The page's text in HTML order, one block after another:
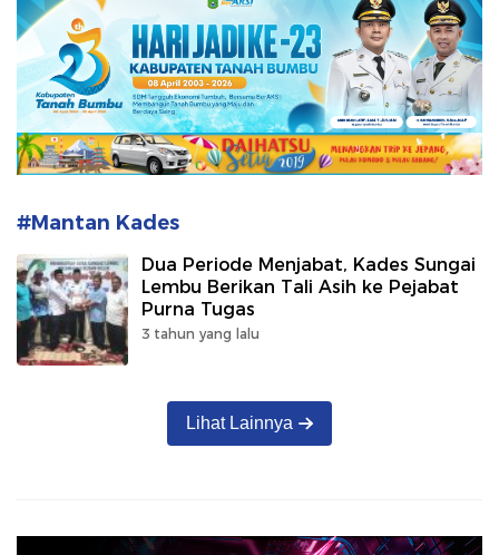
#Mantan Kades
Dua Periode Menjabat, Kades Sungai
Lembu Berikan Tali Asih ke Pejabat
Purna Tugas
3 tahun yang lalu
Lihat Lainnya